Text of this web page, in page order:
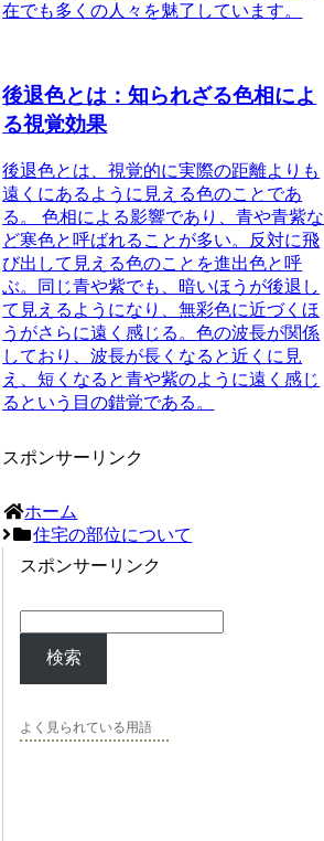
在でも多くの人々を魅了しています。
後退色とは：知られざる色相によ
る視覚効果
後退色とは、視覚的に実際の距離よりも
遠くにあるように見える色のことであ
る。
色相による影響であり、青や青紫な
ど寒色と呼ばれることが多い。反対に飛
び出して見える色のことを進出色と呼
ぶ。同じ青や紫でも、暗いほうが後退し
て見えるようになり、無彩色に近づくほ
うがさらに遠く感じる。色の波長が関係
しており、波長が長くなると近くに見
え、短くなると青や紫のように遠く感じ
るという目の錯覚である。
スポンサーリンク
ホーム
住宅の部位について
スポンサーリンク
検索
よく見られている用語